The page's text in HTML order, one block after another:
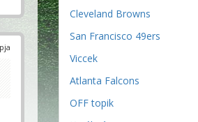
Cleveland Browns
San Francisco 49ers
Viccek
Atlanta Falcons
OFF topik